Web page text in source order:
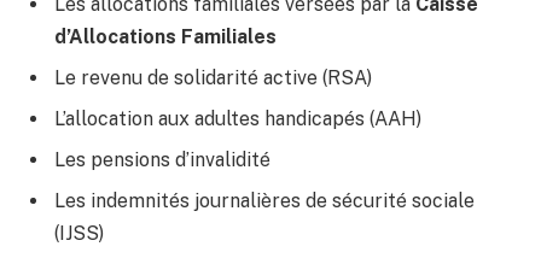
Les allocations familiales versées par la Caisse
d’Allocations Familiales
Le revenu de solidarité active (RSA)
L’allocation aux adultes handicapés (AAH)
Les pensions d’invalidité
Les indemnités journalières de sécurité sociale
(IJSS)